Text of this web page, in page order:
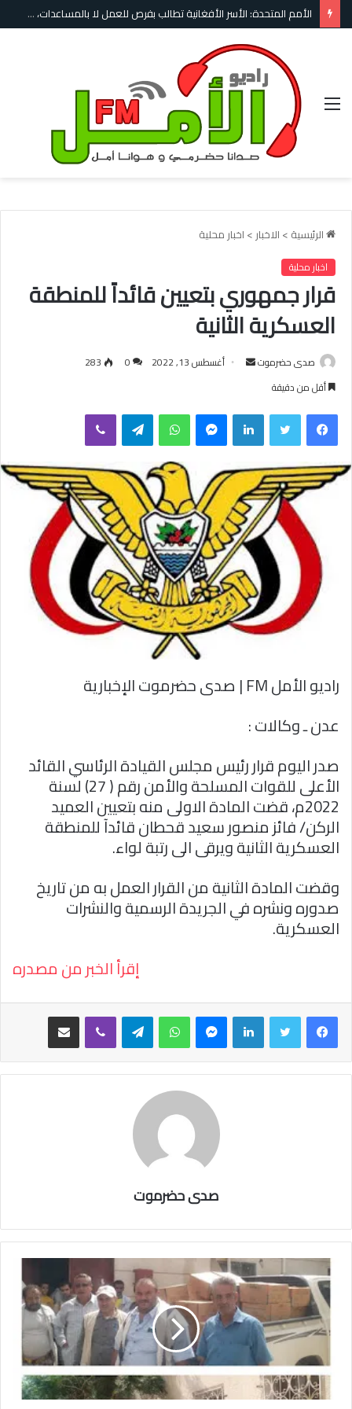
الأمم المتحدة: الأسر الأفغانية تطالب بفرص للعمل لا بالمساعدات، والأزمة الإنسانية تتفاقم
القائمة
الرئيسية > الاخبار > اخبار محلية
اخبار محلية
قرار جمهوري بتعيين قائداً للمنطقة
العسكرية الثانية
صدى حضرموت
ل
ب
ي
د
ا
إ
ل
ك
ت
ر
و
أغسطس 13, 2022 0
283
أقل من دقيقة
فيسبوك لينكدإن واتساب تيلقرام
راديو الأمل FM | صدى حضرموت الإخبارية
عدن ـ وكالات :
صدر اليوم قرار رئيس مجلس القيادة الرئاسي القائد
الأعلى للقوات المسلحة والأمن رقم ( 27) لسنة
2022م، قضت المادة الاولى منه بتعيين العميد
الركن/ فائز منصور سعيد قحطان قائدآ للمنطقة
العسكرية الثانية ويرقى الى رتبة لواء.
وقضت المادة الثانية من القرار العمل به من تاريخ
صدوره ونشره في الجريدة الرسمية والنشرات
العسكرية.
إقرأ الخبر من مصدره
فيسبوك لينكدإن واتساب تيلقرام
صدى حضرموت